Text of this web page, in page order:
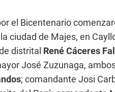
el Bicentenario
ciudad de Majes, en
distrital René Cáceres
José Zuzunaga,
; comandante Josi